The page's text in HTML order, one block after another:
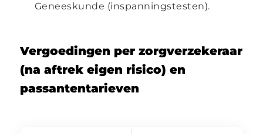
Geneeskunde (inspanningstesten).
Vergoedingen per zorgverzekeraar
(na aftrek eigen risico) en
passantentarieven